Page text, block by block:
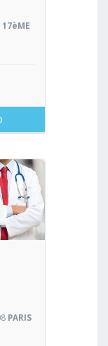
17èME
Voir
PARIS